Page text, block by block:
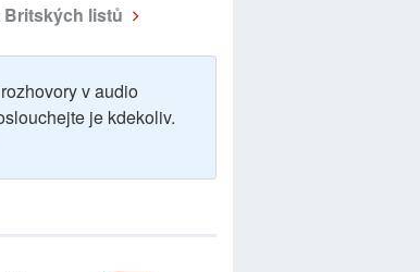
Britských listů
v audio
je kdekoliv.